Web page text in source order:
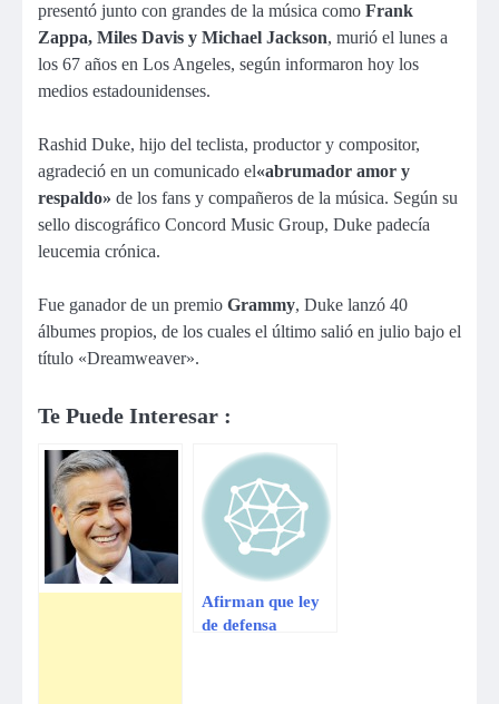
presentó junto con grandes de la música como Frank
Zappa, Miles Davis y Michael Jackson, murió el lunes a
los 67 años en Los Angeles, según informaron hoy los
medios estadounidenses.
Rashid Duke, hijo del teclista, productor y compositor,
agradeció en un comunicado el«abrumador amor y
respaldo» de los fans y compañeros de la música. Según su
sello discográfico Concord Music Group, Duke padecía
leucemia crónica.
Fue ganador de un premio Grammy, Duke lanzó 40
álbumes propios, de los cuales el último salió en julio bajo el
título «Dreamweaver».
Te Puede Interesar :
Afirman que ley
de defensa